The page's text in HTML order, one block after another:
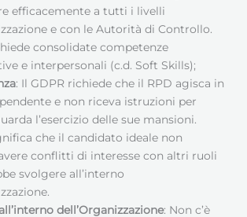
efficacemente a tutti i livelli
e con le Autorità di Controllo.
consolidate competenze
e interpersonali (c.d. Soft Skills);
: Il GDPR richiede che il RPD agisca in
e non riceva istruzioni per
l’esercizio delle sue mansioni.
che il candidato ideale non
conflitti di interesse con altri ruoli
svolgere all’interno
dell’Organizzazione: Non c’è